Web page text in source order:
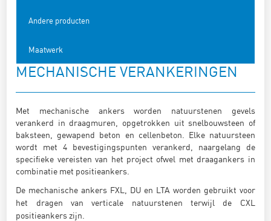
Andere producten
Maatwerk
MECHANISCHE VERANKERINGEN
Met mechanische ankers worden natuurstenen gevels
verankerd in draagmuren, opgetrokken uit snelbouwsteen of
baksteen, gewapend beton en cellenbeton. Elke natuursteen
wordt met 4 bevestigingspunten verankerd, naargelang de
specifieke vereisten van het project ofwel met draagankers in
combinatie met positieankers.
De mechanische ankers FXL, DU en LTA worden gebruikt voor
het dragen van verticale natuurstenen terwijl de CXL
positieankers zijn.